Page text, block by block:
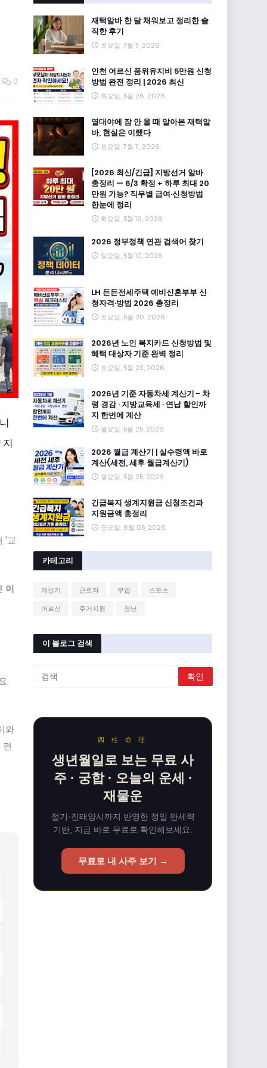
0
'교
이
.
와
재택알바 한 달 채워보고 정리한 솔
직한 후기
토요일, 7월 11, 2026
인천 어르신 품위유지비 5만원 신청
방법 완전 정리 | 2026 최신
화요일, 5월 26, 2026
열대야에 잠 안 올 때 알아본 재택알
바, 현실은 이랬다
토요일, 7월 11, 2026
[2026 최신/긴급] 지방선거 알바
총정리 — 6/3 확정 + 하루 최대 20
만원 가능? 직무별 급여·신청방법
한눈에 정리
화요일, 5월 19, 2026
2026 정부정책 연관 검색어 찾기
일요일, 5월 10, 2026
LH 든든전세주택 예비신혼부부 신
청자격·방법 2026 총정리
토요일, 5월 30, 2026
2026년 노인 복지카드 신청방법 및
혜택 대상자 기준 완벽 정리
토요일, 5월 23, 2026
2026년 기준 자동차세 계산기 - 차
령 경감 · 지방교육세 · 연납 할인까
지 한번에 계산
월요일, 5월 25, 2026
2026 월급 계산기 | 실수령액 바로
계산(세전, 세후 월급계산기)
월요일, 5월 25, 2026
긴급복지 생계지원금 신청조건과
지원금액 총정리
금요일, 6월 05, 2026
카테고리
계산기 근로자 부업
스포츠
어르신
주거지원 청년
이 블로그 검색
四 柱 命 理
생년월일로 보는 무료 사
주 · 궁합 · 오늘의 운세 ·
재물운
절기·진태양시까지 반영한 정밀 만세력
기반, 지금 바로 무료로 확인해보세요.
무료로 내 사주 보기 →